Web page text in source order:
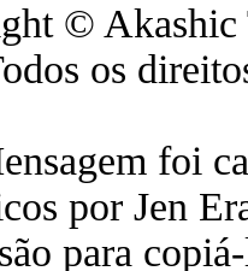
© Akashic
os
foi
por Jen
para